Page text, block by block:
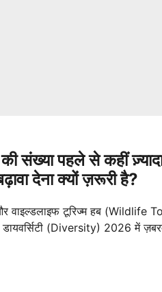
संख्या पहले से कहीं
देना क्यों ज़रूरी है?
वाइल्डलाइफ टूरिज्म हब (Wildlife
(Diversity) 2026 में